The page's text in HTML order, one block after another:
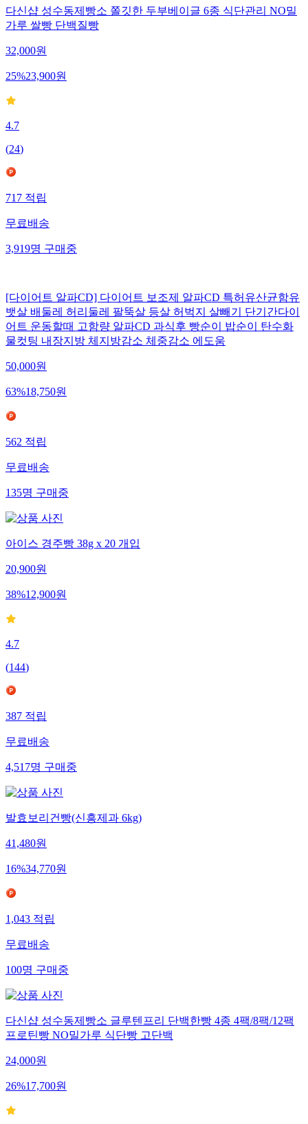
다신샵 성수동제빵소 쫄깃한 두부베이글 6종 식단관리 NO밀
가루 쌀빵 단백질빵
32,000원
25%23,900원
4.7
(24)
717 적립
무료배송
3,919명 구매중
[다이어트 알파CD] 다이어트 보조제 알파CD 특허유산균함유
뱃살 배둘레 허리둘레 팔뚝살 등살 허벅지 살빼기 단기간다이
어트 운동할때 고함량 알파CD 과식후 빵순이 밥순이 탄수화
물컷팅 내장지방 체지방감소 체중감소 에도움
50,000원
63%18,750원
562적립
무료배송
135명구매중
아이스 경주빵 38g x 20 개입
20,900원
38%12,900원
4.7
(144)
387적립
무료배송
4,517명구매중
발효보리건빵(신흥제과 6kg)
41,480원
16%34,770원
1,043적립
무료배송
100명구매중
다신샵 성수동제빵소 글루텐프리 단백한빵 4종 4팩/8팩/12팩
프로틴빵 NO밀가루 식단빵 고단백
24,000원
26%17,700원